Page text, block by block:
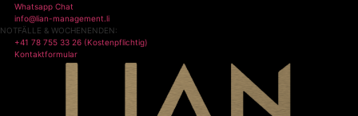
Whatsapp Chat
info@lian-management.li
NOTFÄLLE & WOCHENENDEN:
+41 78 755 33 26 (Kostenpflichtig)
Kontaktformular